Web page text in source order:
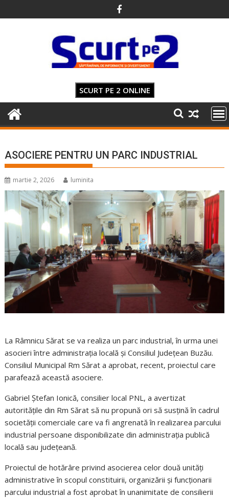
to
SCURT PE 2 ONLINE
ASOCIERE PENTRU UN PARC INDUSTRIAL
martie 2, 2026 luminita
La Râmnicu Sărat se va realiza un parc industrial, în urma unei
asocieri între administrația locală și Consiliul Județean Buzău.
Consiliul Municipal Rm Sărat a aprobat, recent, proiectul care
parafează această asociere.
Gabriel Ștefan Ionică, consilier local PNL, a avertizat
autoritățile din Rm Sărat să nu propună ori să susțină în cadrul
societății comerciale care va fi angrenată în realizarea parcului
industrial persoane disponibilizate din administrația publică
locală sau județeană.
Proiectul de hotărâre privind asocierea celor două unități
administrative în scopul constituirii, organizării și funcționarii
parcului industrial a fost aprobat în unanimitate de consilierii